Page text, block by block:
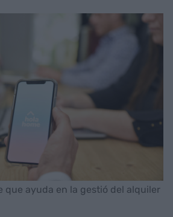
que ayuda en la gestió del alquiler